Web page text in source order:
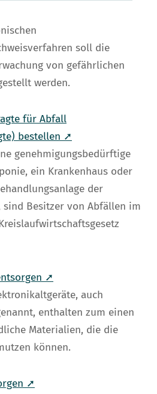
soll die
von gefährlichen
werden.
für Abfall
bestellen ➚
genehmigungsbedürftige
ein Krankenhaus oder
der
sind Besitzer von Abfällen im
➚
auch
enthalten zum einen
Materialien, die die
können.
➚